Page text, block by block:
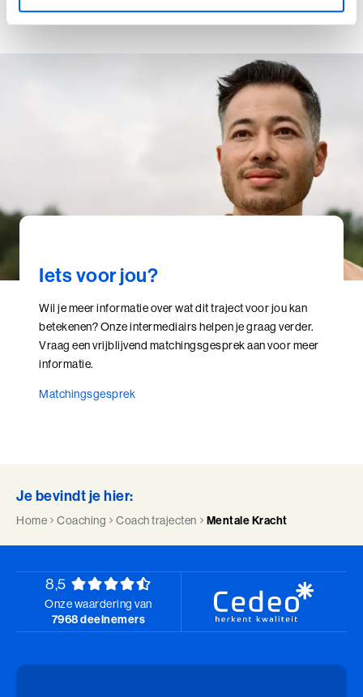
Perfectionisme in Balans (BaakBoost)
Senior Excellence
Talent Ontwikkelings Programma
Talent Ontwikkelings Programma (BaakBoost)
Teamleiderschap
Young Executives Program Compact
Iets voor jou?
Wil je meer informatie over wat dit traject voor jou kan
betekenen? Onze intermediairs helpen je graag verder.
Vraag een vrijblijvend matchingsgesprek aan voor meer
informatie.
Matchingsgesprek
Je bevindt je hier:
Home Coaching Coach trajecten Mentale Kracht
8,5
Onze waardering van
7968 deelnemers